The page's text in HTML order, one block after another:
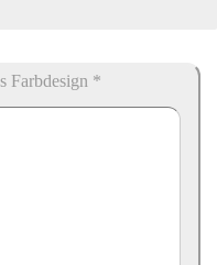
Farbdesign *